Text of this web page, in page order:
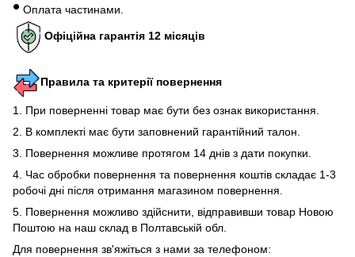
• Оплата частинами.
Офіційна гарантія 12 місяців
Правила та критерії повернення
1. При поверненні товар має бути без ознак використання.
2. В комплекті має бути заповнений гарантійний талон.
3. Повернення можливе протягом 14 днів з дати покупки.
4. Час обробки повернення та повернення коштів складає 1-3
робочі дні після отримання магазином повернення.
5. Повернення можливо здійснити, відправивши товар Новою
Поштою на наш склад в Полтавській обл.
Для повернення зв'яжіться з нами за телефоном: